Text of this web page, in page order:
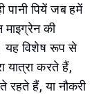
पानी पियें जब हमें
माइग्रेन की
यह विशेष रूप से
यात्रा करते हैं,
रहते हैं, या नौकरी